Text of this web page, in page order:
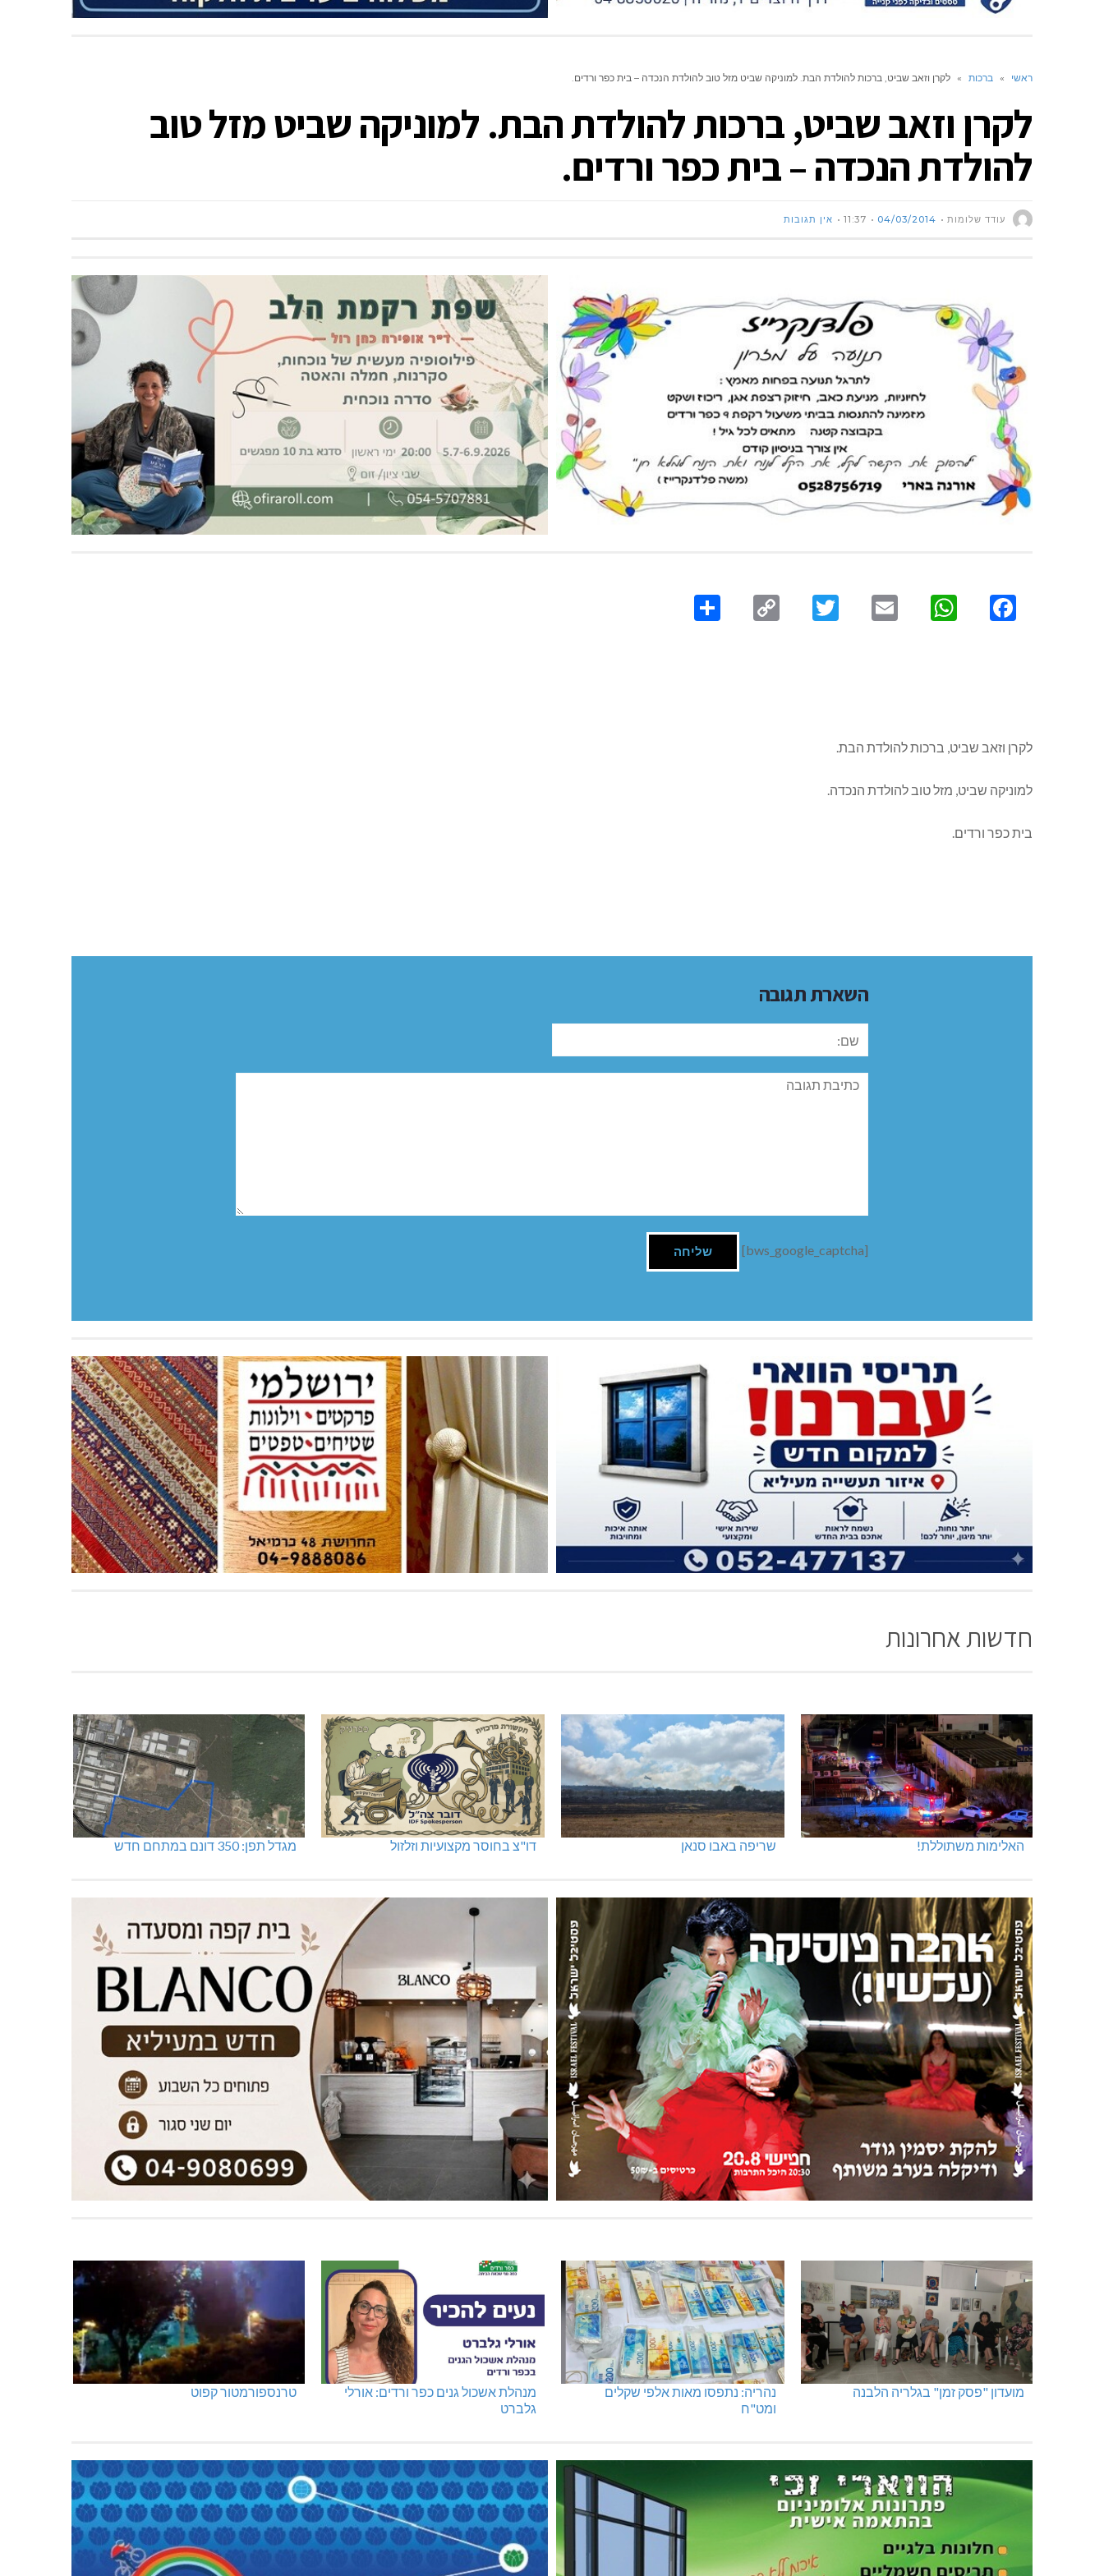
ראשי » ברכות » לקרן וזאב שביט, ברכות להולדת הבת. למוניקה שביט מזל טוב להולדת הנכדה – בית כפר ורדים.
לקרן וזאב שביט, ברכות להולדת הבת. למוניקה שביט מזל טוב
להולדת הנכדה – בית כפר ורדים.
עודד שלומות 04/03/2014
11:37 אין תגובות
Facebook
WhatsApp
Email
Twitter
Copy
לקרן וזאב שביט, ברכות להולדת הבת.
למוניקה שביט, מזל טוב להולדת הנכדה.
בית כפר ורדים.
השארת תגובה
תגובה
[bws_google_captcha]
חדשות אחרונות
האלימות משתוללת! שריפה באבו סנאן דו"צ בחוסר מקצועיות וזלזול מגדל תפן: 350 דונם במתחם חדש
מועדון "פסק זמן" בגלריה הלבנה
נהריה: נתפסו מאות אלפי שקלים
ומט"ח
מנהלת אשכול גנים כפר ורדים: אורלי
גלברט
טרנספורמטור קפוט